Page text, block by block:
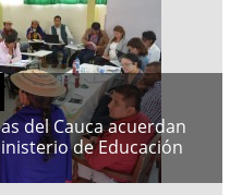
del Cauca acuerdan
de Educación